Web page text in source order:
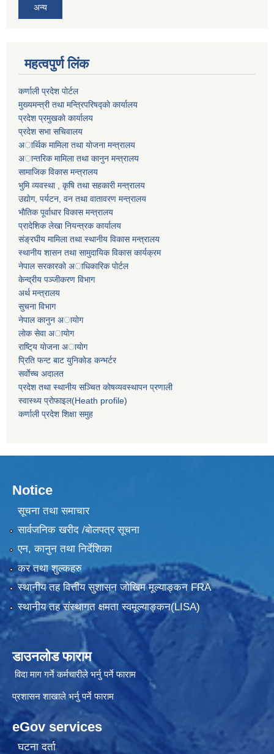
अन्य
महत्वपुर्ण लिंक
कर्णाली प्रदेश पाेर्टल
मुख्यमन्त्री तथा मन्त्रिपरिषद्काे कार्यालय
प्रदेश प्रमुखकाे कार्यालय
प्रदेश सभा सचिवालय
अार्थिक मामिला तथा याेजना मन्त्रालय
अान्तरिक मामिला तथा कानुन मन्त्रालय
सामाजिक विकास मन्त्रालय
भुमि व्यवस्था , कृषि तथा सहकारी मन्त्रालय
उद्याेग, पर्यटन, वन तथा वातावरण मन्त्रालय
भाैतिक पूर्वाधार विकास मन्त्रालय
प्रादेशिक लेखा नियन्त्रक कार्यालय
संङ्रघीय मामिला तथा स्थानीय विकास मन्त्रालय
स्थानीय शासन तथा सामुदायिक विकास कार्यक्रम
नेपाल सरकारकाे अाधिकारिक पाेर्टल
केन्द्रीय पञ्जीकरण विभाग
अर्थ मन्त्रालय
सुचना विभाग
नेपाल कानुन अायाेग
लाेक सेवा अायाेग
राष्टि्य याेजना अायाेग
प्रिति फन्ट बाट युनिकाेड कन्भर्टर
सर्वाेच्च अदालत
प्रदेश तथा स्थानीय सञ्चित काेषव्यवस्थापन प्रणाली
स्वास्थ्य प्राेफाइल(Heath profile)
कर्णाली प्रदेश शिक्षा समुह
Notice
सूचना तथा समाचार
सार्वजनिक खरीद /बोलपत्र सूचना
एन, कानुन तथा निर्देशिका
कर तथा शुल्कहरु
स्थानीय तह वित्तीय सुशासन जोखिम मूल्याङ्कन FRA
स्थानीय तह संस्थागत क्षमता स्वमूल्याङ्कन(LISA)
डाउनलोड फाराम
विदा माग गर्ने कर्मचारीले भर्नु पर्ने फाराम
प्रशासन शाखाले भर्नु पर्ने फाराम
eGov services
घटना दर्ता